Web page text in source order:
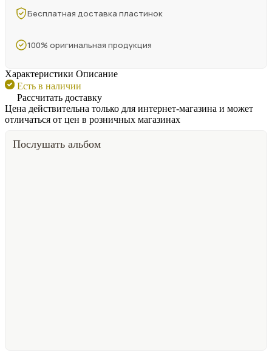
Бесплатная доставка пластинок
100% оригинальная продукция
Характеристики Описание
Есть в наличии
Рассчитать доставку
Цена действительна только для интернет-магазина и может
отличаться от цен в розничных магазинах
Послушать альбом